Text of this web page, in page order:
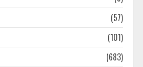
(57)
(101)
(683)
2013 की आपदा में ध्वस्त पुल आज तक नहीं
बना, ग्रामीण जान हथेली पर रखकर कर रहे
नदी पार